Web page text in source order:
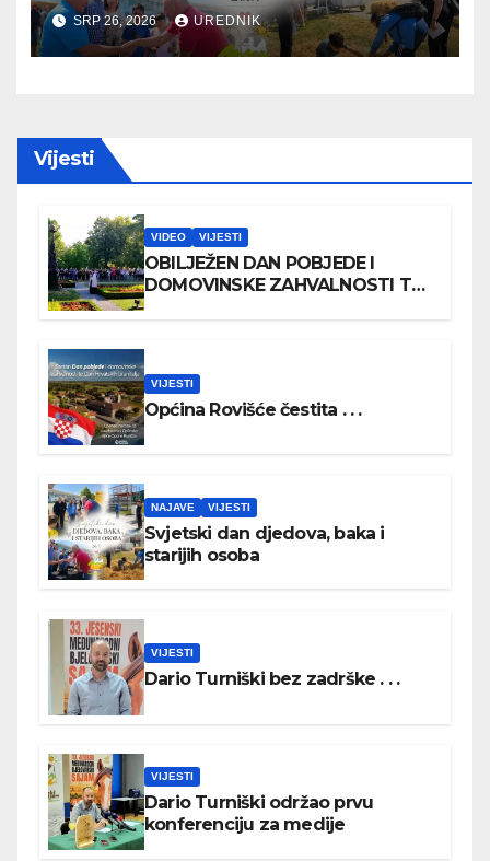
SRP 26, 2026 UREDNIK
Vijesti
VIDEO VIJESTI
OBILJEŽEN DAN POBJEDE I
DOMOVINSKE ZAHVALNOSTI TE
VIJESTI
Općina Rovišće čestita . . .
NAJAVE VIJESTI
Svjetski dan djedova, baka i
starijih osoba
VIJESTI
Dario Turniški bez zadrške . . .
VIJESTI
Dario Turniški održao prvu
konferenciju za medije